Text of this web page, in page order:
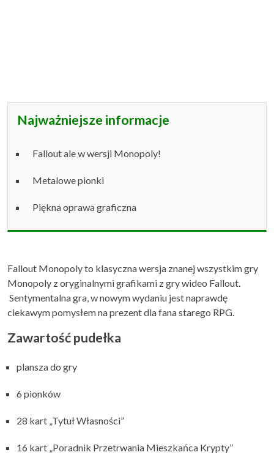
Najważniejsze informacje
Fallout ale w wersji Monopoly!
Metalowe pionki
Piękna oprawa graficzna
Fallout Monopoly to klasyczna wersja znanej wszystkim gry
Monopoly z oryginalnymi grafikami z gry wideo Fallout.
Sentymentalna gra, w nowym wydaniu jest naprawdę
ciekawym pomysłem na prezent dla fana starego RPG.
Zawartość pudełka
plansza do gry
6 pionków
28 kart „Tytuł Własności”
16 kart „Poradnik Przetrwania Mieszkańca Krypty”